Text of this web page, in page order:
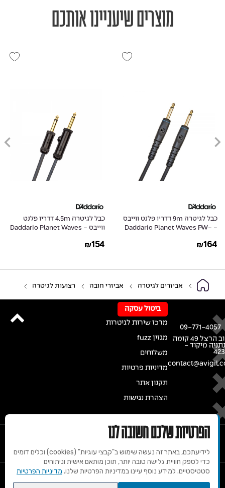
מוצרים שיעניינו אותכם
כבל לגיטרה 9m דדריו פלנט ווייבס
- Daddario Planet Waves PW-
₪164
כבל לגיטרה 4.5m דדריו פלנט
ווייבס - Daddario Planet Waves
₪154
אביזרים לגיטרה אביזרי חובה רצועות לגיטרה
רחוב הרצל 49 קומה
מיקוד -
09-771-4057
ביטול עסקה
מרכז שירות לגיטרות
מגזין fuzz
משלוחים
מדיניות פרטיות
תקנון אתר
הצהרת נגישות
הפרטיות שלכם חשובה לנו
לידיעתכם, באתר זה נעשה שימוש ב"קבצי עוגיות" (cookies) וכלים דומים
כדי לספק חוויית גלישה טובה יותר, תוכן מותאם אישית וניתוחים
סטטיסטיים. למידע נוסף עיינו במדיניות הפרטיות שלנו. מדיניות הפרטיות